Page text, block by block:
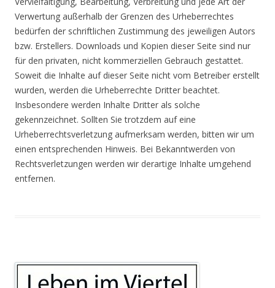
Verwertung außerhalb der Grenzen des Urheberrechtes
bedürfen der schriftlichen Zustimmung des jeweiligen Autors
bzw. Erstellers. Downloads und Kopien dieser Seite sind nur
für den privaten, nicht kommerziellen Gebrauch gestattet.
Soweit die Inhalte auf dieser Seite nicht vom Betreiber erstellt
wurden, werden die Urheberrechte Dritter beachtet.
Insbesondere werden Inhalte Dritter als solche
gekennzeichnet. Sollten Sie trotzdem auf eine
Urheberrechtsverletzung aufmerksam werden, bitten wir um
einen entsprechenden Hinweis. Bei Bekanntwerden von
Rechtsverletzungen werden wir derartige Inhalte umgehend
entfernen.